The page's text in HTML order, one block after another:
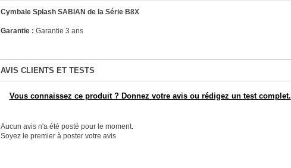
Cymbale Splash SABIAN de la Série B8X
Garantie : Garantie 3 ans
AVIS CLIENTS ET TESTS
Vous connaissez ce produit ? Donnez votre avis ou rédigez un test complet.
Aucun avis n'a été posté pour le moment.
Soyez le premier à poster votre avis